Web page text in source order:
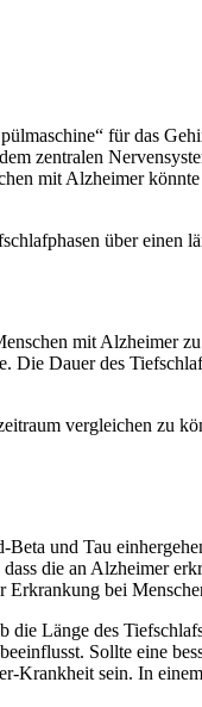
für das
zentralen
mit Alzheimer
über
mit Alzheimer
Dauer des
vergleichen zu
und Tau
die an Alzheimer
bei
Länge des
Sollte eine
Krankheit sein. In